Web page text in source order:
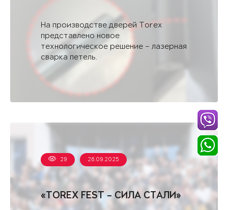
На производстве дверей Torex
представлено новое
технологическое решение – лазерная
сварка петель.
«TOREX FEST – СИЛА СТАЛИ»
29 26.09.2025